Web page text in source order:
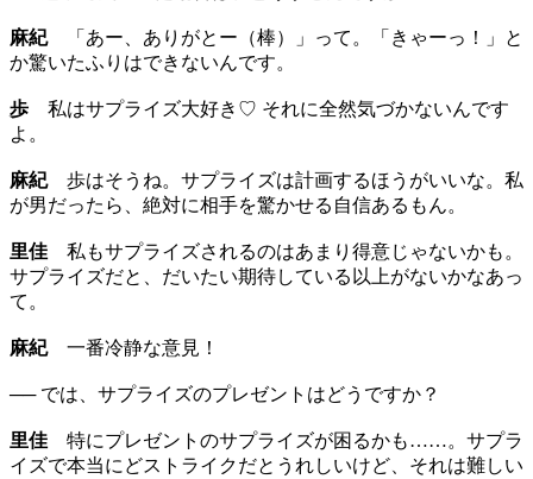
麻紀
「あー、ありがとー（棒）」って。「きゃーっ！」と
か驚いたふりはできないんです。
歩 私はサプライズ大好き♡ それに全然気づかないんです
よ。
麻紀 歩はそうね。サプライズは計画するほうがいいな。私
が男だったら、絶対に相手を驚かせる自信あるもん。
里佳 私もサプライズされるのはあまり得意じゃないかも。
サプライズだと、だいたい期待している以上がないかなあっ
て。
麻紀 一番冷静な意見！
── では、サプライズのプレゼントはどうですか？
里佳 特にプレゼントのサプライズが困るかも……。サプラ
イズで本当にどストライクだとうれしいけど、それは難しい